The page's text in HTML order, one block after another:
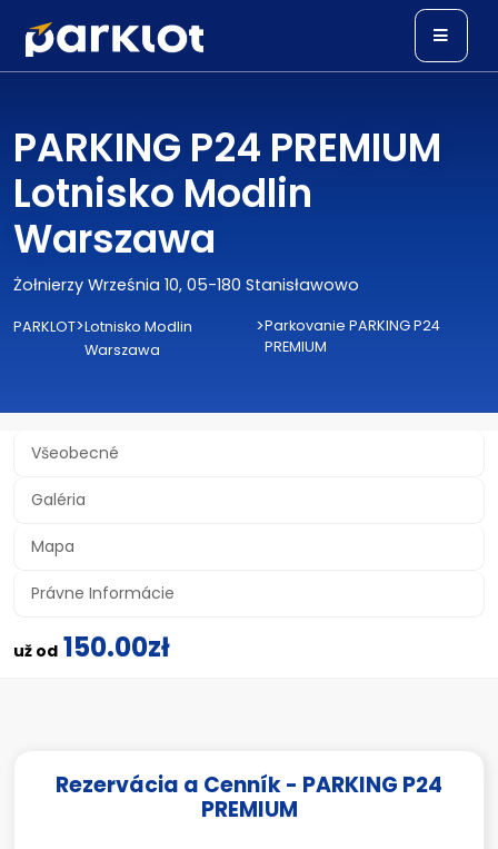
PARKING P24 PREMIUM
Lotnisko Modlin
Warszawa
Żołnierzy Września 10, 05-180 Stanisławowo
PARKLOT>Lotnisko Modlin
Warszawa
>Parkovanie PARKING P24
PREMIUM
Všeobecné
Galéria
Mapa
Právne Informácie
už od 150.00zł
Rezervácia a Cenník - PARKING P24
PREMIUM